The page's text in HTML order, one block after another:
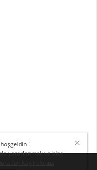
!
yararlanmak ve bize